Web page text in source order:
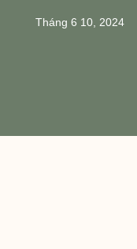
Tháng 6 10, 2024